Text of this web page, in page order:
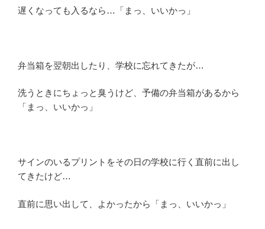
遅くなっても入るなら…「まっ、いいかっ」
弁当箱を翌朝出したり、学校に忘れてきたが…
洗うときにちょっと臭うけど、予備の弁当箱があるから
「まっ、いいかっ」
サインのいるプリントをその日の学校に行く直前に出し
てきたけど…
直前に思い出して、よかったから「まっ、いいかっ」